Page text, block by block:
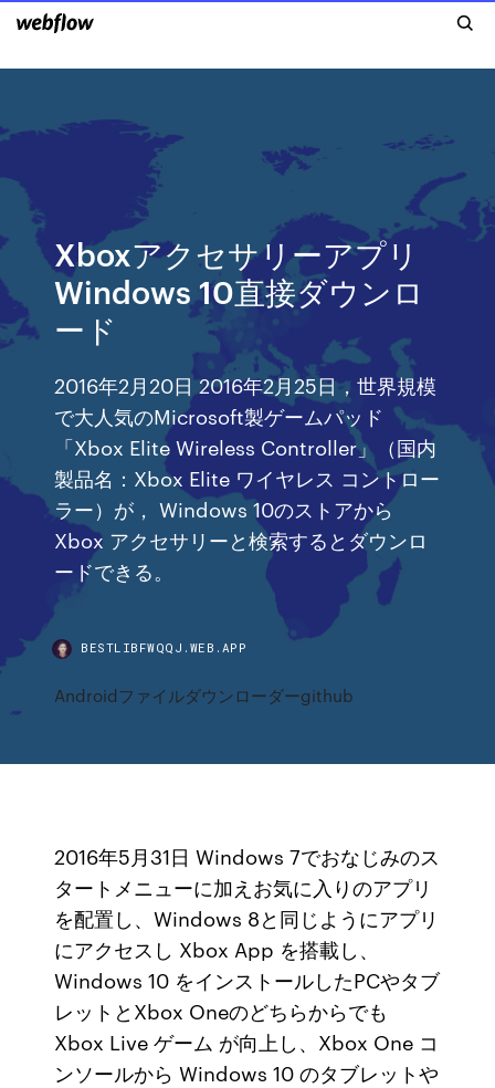
Xboxアクセサリーアプリ
Windows 10直接ダウンロ
ード
2016年2月20日 2016年2月25日，世界規模
で大人気のMicrosoft製ゲームパッド
「Xbox Elite Wireless Controller」（国内
製品名：Xbox Elite ワイヤレス コントロー
ラー）が， Windows 10のストアから
Xbox アクセサリーと検索するとダウンロ
ードできる。
BESTLIBFWQQJ.WEB.APP
Androidファイルダウンローダーgithub
2016年5月31日 Windows 7でおなじみのス
タートメニューに加えお気に入りのアプリ
を配置し、Windows 8と同じようにアプリ
にアクセスし Xbox App を搭載し、
Windows 10 をインストールしたPCやタブ
レットとXbox Oneのどちらからでも
Xbox Live ゲーム が向上し、Xbox One コ
ンソールから Windows 10 のタブレットや